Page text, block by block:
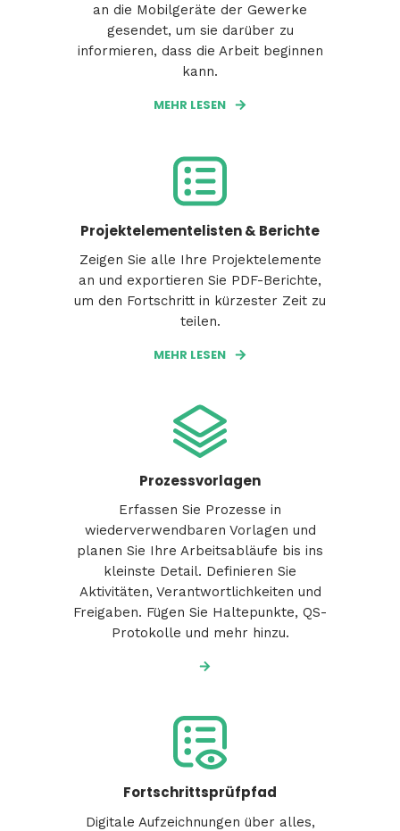
an die Mobilgeräte der Gewerke
gesendet, um sie darüber zu
informieren, dass die Arbeit beginnen
kann.
MEHR LESEN
Projektelementelisten & Berichte
Zeigen Sie alle Ihre Projektelemente
an und exportieren Sie PDF-Berichte,
um den Fortschritt in kürzester Zeit zu
teilen.
MEHR LESEN
Prozessvorlagen
Erfassen Sie Prozesse in
wiederverwendbaren Vorlagen und
planen Sie Ihre Arbeitsabläufe bis ins
kleinste Detail. Definieren Sie
Aktivitäten, Verantwortlichkeiten und
Freigaben. Fügen Sie Haltepunkte, QS-
Protokolle und mehr hinzu.
Fortschrittsprüfpfad
Digitale Aufzeichnungen über alles,